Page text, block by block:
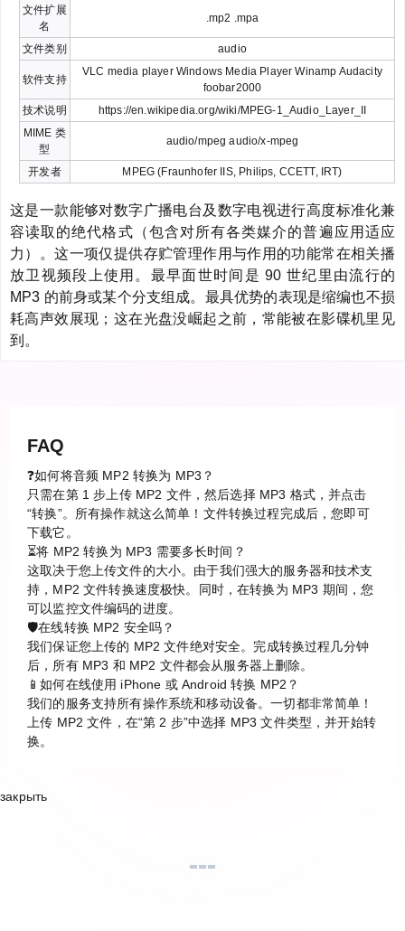
文件扩展
名
.mp2 .mpa
文件类别 audio
软件支持
VLC media player Windows Media Player Winamp Audacity
foobar2000
技术说明
https://en.wikipedia.org/wiki/MPEG-1_Audio_Layer_II
MIME 类
型
audio/mpeg audio/x-mpeg
开发者 MPEG (Fraunhofer IIS, Philips, CCETT, IRT)
这是一款能够对数字广播电台及数字电视进行高度标准化兼
容读取的绝代格式（包含对所有各类媒介的普遍应用适应
力）。这一项仅提供存贮管理作用与作用的功能常在相关播
放卫视频段上使用。最早面世时间是 90 世纪里由流行的
MP3 的前身或某个分支组成。最具优势的表现是缩编也不损
耗高声效展现；这在光盘没崛起之前，常能被在影碟机里见
到。
FAQ
❓如何将音频 MP2 转换为 MP3？
只需在第 1 步上传 MP2 文件，然后选择 MP3 格式，并点击
“转换”。所有操作就这么简单！文件转换过程完成后，您即可
下载它。
⏳将 MP2 转换为 MP3 需要多长时间？
这取决于您上传文件的大小。由于我们强大的服务器和技术支
持，MP2 文件转换速度极快。同时，在转换为 MP3 期间，您
可以监控文件编码的进度。
🛡️在线转换 MP2 安全吗？
我们保证您上传的 MP2 文件绝对安全。完成转换过程几分钟
后，所有 MP3 和 MP2 文件都会从服务器上删除。
📱如何在线使用 iPhone 或 Android 转换 MP2？
我们的服务支持所有操作系统和移动设备。一切都非常简单！
上传 MP2 文件，在“第 2 步”中选择 MP3 文件类型，并开始转
换。
закрыть